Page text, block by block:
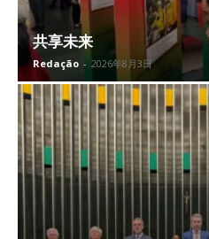
共享未来
Redação - 2026年8月3日